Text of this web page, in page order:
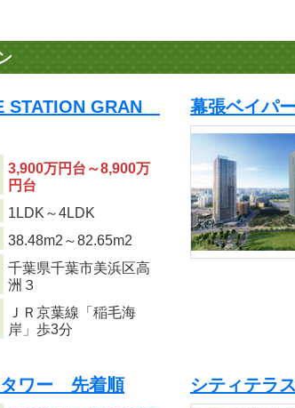
STATION GRAN
3,900万円台～8,900万
円台
1LDK～4LDK
38.48m2 ～82.65m2
千葉県千葉市美浜区高
洲３
ＪＲ京葉線「稲毛海
岸」歩3分
幕張ベイパ
ワー 先着順 シティテラ